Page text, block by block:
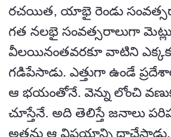
రచయిత, యాభై రెండు
గత నలభై సంవత్సరాలుగా
వీలయినంతవరకూ వాటిని
గడిపేసాడు. ఎత్తుగా ఉండే
ఆ భయంతోనే. వెన్ను లోంచి
చూస్తేనే. అది తెలిస్తే జనాలు
అతను ఆ విషయాన్ని దాచేసాడు.